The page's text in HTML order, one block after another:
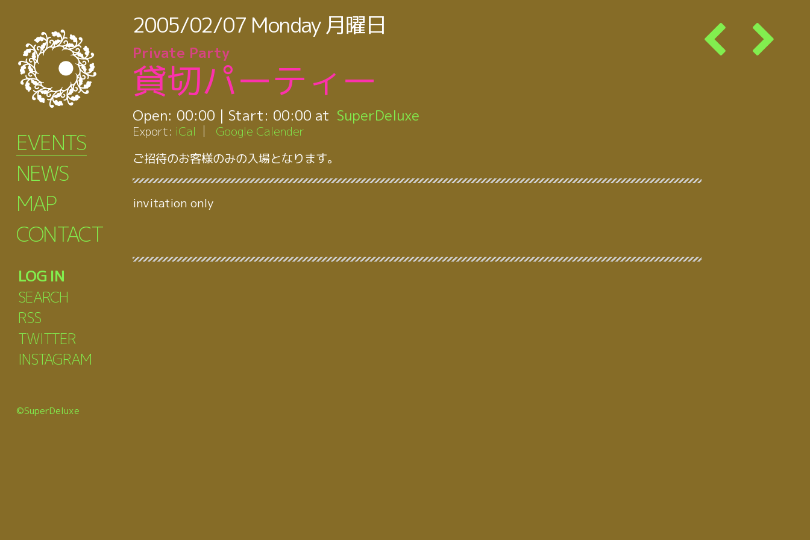
EVENTS
NEWS
MAP
CONTACT
LOG IN
SEARCH
RSS
TWITTER
INSTAGRAM
©SuperDeluxe
2005/02/07 Monday月曜日
Private Party
貸切パーティー
Open: 00:00 | Start: 00:00 SuperDeluxe
Export: iCal
Google Calender
ご招待のお客様のみの入場となります。
invitation only